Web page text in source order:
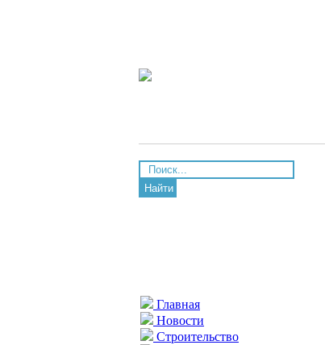
Найти
Главная
Новости
Строительство